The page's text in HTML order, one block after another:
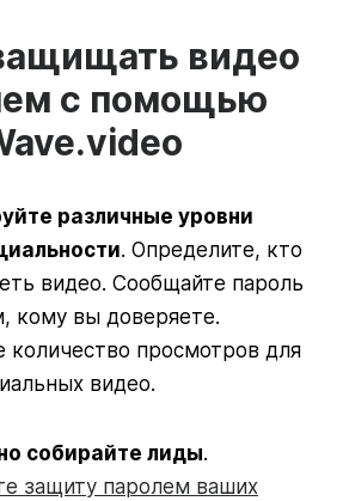
видео
с помощью
различные уровни
. Определите, кто
видео. Сообщайте пароль
кому вы доверяете.
количество просмотров для
видео.
собирайте лиды.
защиту паролем ваших